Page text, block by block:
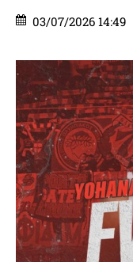
03/07/2026 14:49